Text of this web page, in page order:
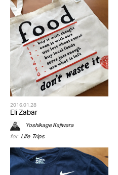
2016.01.28
Eli Zabar
Yoshikage Kajiwara
for Life, Trips